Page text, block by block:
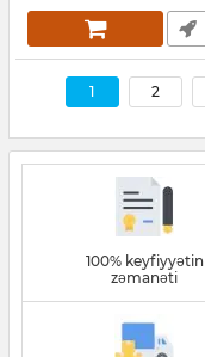
1 2
100% keyfiyyətin
zəmanəti